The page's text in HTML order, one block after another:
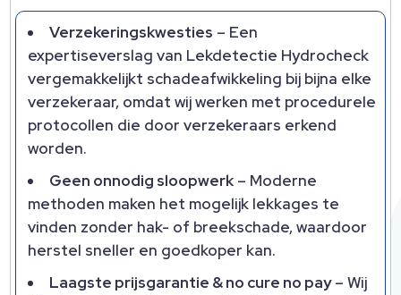
Verzekeringskwesties – Een
expertiseverslag van Lekdetectie Hydrocheck
vergemakkelijkt schadeafwikkeling bij bijna elke
verzekeraar, omdat wij werken met procedurele
protocollen die door verzekeraars erkend
worden.
Geen onnodig sloopwerk– Moderne
methoden maken het mogelijk lekkages te
vinden zonder hak- of breekschade, waardoor
herstel sneller en goedkoper kan.
Laagste prijsgarantie & no cure no pay– Wij